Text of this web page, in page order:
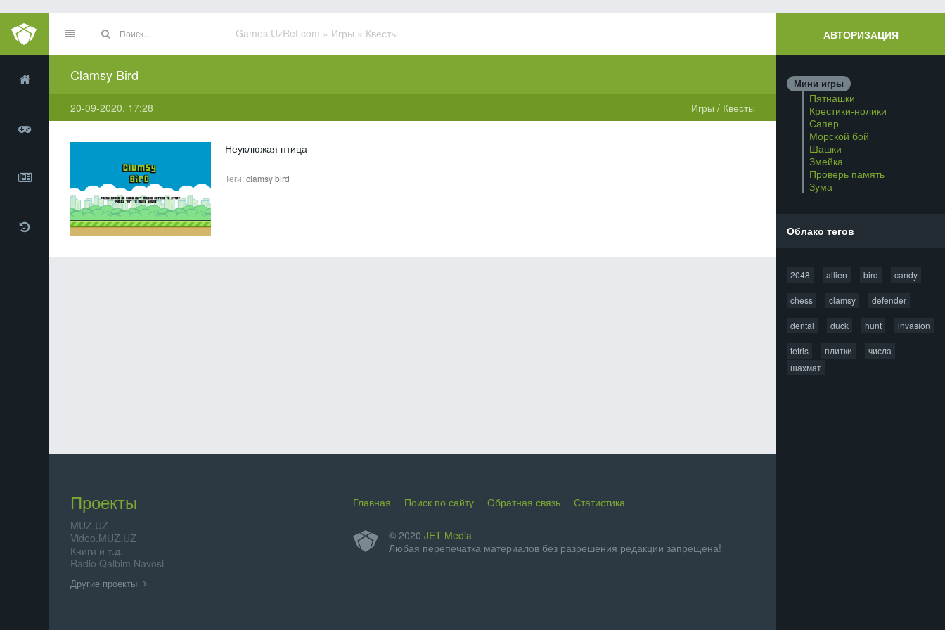
АВТОРИЗАЦИЯ
Games.UzRef.com » Игры » Квесты
Clamsy Bird
20-09-2020, 17:28 Игры / Квесты
Неуклюжая птица
Теги:clamsybird
Мини игры
Пятнашки
Крестики-нолики
Сапер
Морской бой
Шашки
Змейка
Проверь память
Зума
Облако тегов
2048 allien bird candy
chess clamsy defender
dental duck hunt invasion
tetris плитки
числа
шахмат
Проекты
MUZ.UZ
Video.MUZ.UZ
Книги и т.д.
Radio Qalbim Navosi
Другие проекты
Главная Поиск по сайту Обратная связь Статистика
© 2020 JET Media
Любая перепечатка материалов без разрешения редакции запрещена!